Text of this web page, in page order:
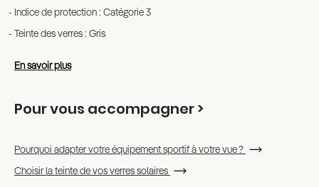
Indice de protection : Catégorie 3
Teinte des verres : Gris
En savoir plus
Pour vous accompagner >
Pourquoi adapter votre équipement sportif à votre vue ?
Choisir la teinte de vos verres solaires